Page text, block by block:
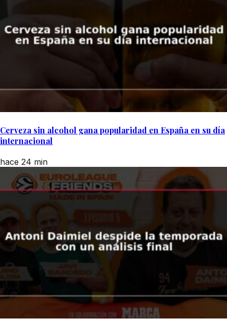
Cerveza sin alcohol gana popularidad en España en su día
internacional
hace 24 min